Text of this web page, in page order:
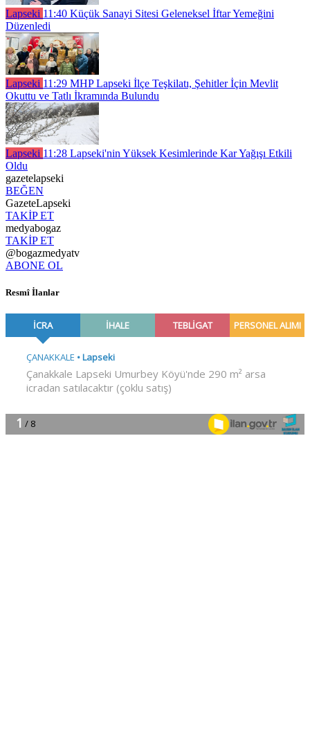
Lapseki 11:40 Küçük Sanayi Sitesi Geleneksel İftar Yemeğini
Düzenledi
Lapseki 11:29 MHP Lapseki İlçe Teşkilatı, Şehitler İçin Mevlit
Okuttu ve Tatlı İkramında Bulundu
Lapseki 11:28 Lapseki'nin Yüksek Kesimlerinde Kar Yağışı Etkili
Oldu
gazetelapseki
BEĞEN
GazeteLapseki
TAKİP ET
medyabogaz
TAKİP ET
@bogazmedyatv
ABONE OL
Resmî İlanlar